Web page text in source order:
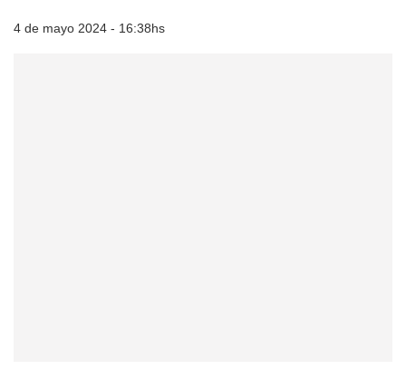
4 de mayo 2024 - 16:38hs